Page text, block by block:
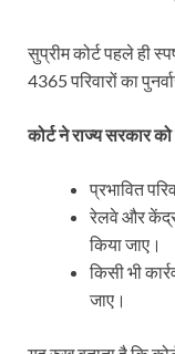
सुप्रीम कोर्ट पहले ही
4365 परिवारों का
कोर्ट ने राज्य सरकार को
प्रभावित
रेलवे और
किया जाए।
किसी भी
जाए।